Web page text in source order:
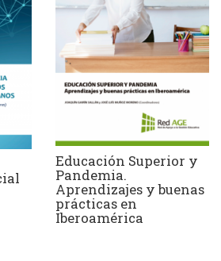
Educación Superior y
Pandemia.
Aprendizajes y buenas
prácticas en
Iberoamérica